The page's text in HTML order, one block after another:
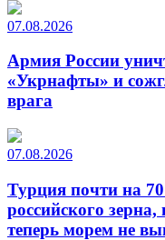
07.08.2026
Армия России
«Укрнафты» и
врага
07.08.2026
Турция почти на
российского
теперь морем не